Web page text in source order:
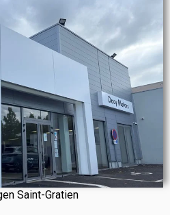
Saint-Gratien